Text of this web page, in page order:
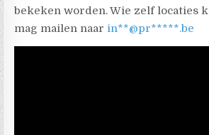
bekeken worden. Wie zelf locaties
mag mailen naar in**@pr*****.be